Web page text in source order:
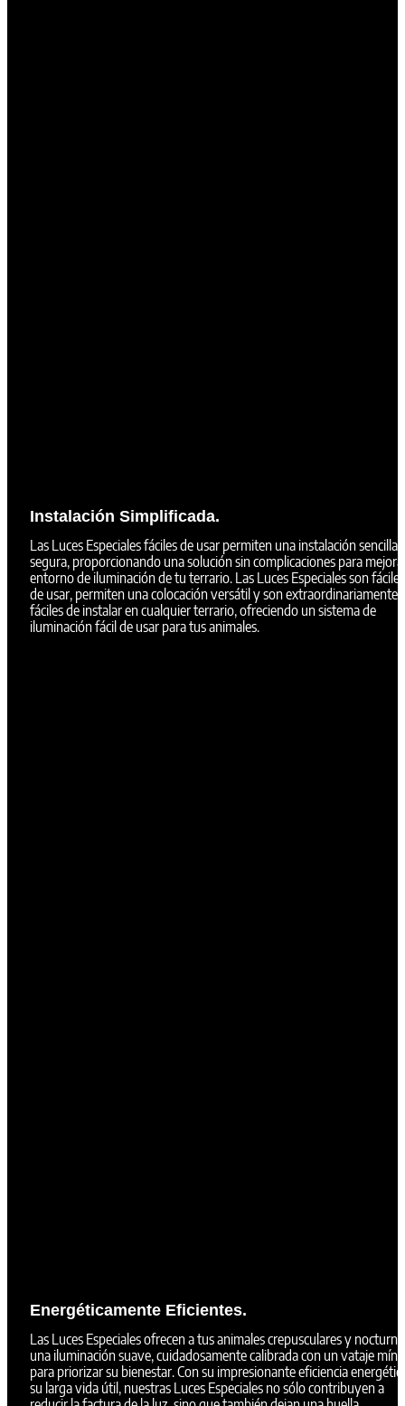
Instalación Simplificada.
Las Luces Especiales fáciles de usar permiten una instalación sencilla
segura, proporcionando una solución sin complicaciones para
entorno de iluminación de tu terrario. Las Luces Especiales son fáciles
de usar, permiten una colocación versátil y son extraordinariamente
fáciles de instalar en cualquier terrario, ofreciendo un sistema de
iluminación fácil de usar para tus animales.
Energéticamente Eficientes.
Las Luces Especiales ofrecen a tus animales crepusculares y
una iluminación suave, cuidadosamente calibrada con un vataje
para priorizar su bienestar. Con su impresionante eficiencia
su larga vida útil, nuestras Luces Especiales no sólo contribuyen a